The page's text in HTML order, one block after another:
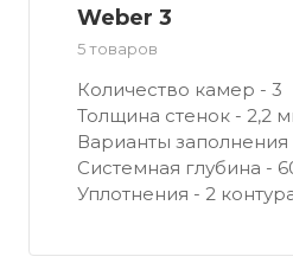
Weber 3
5 товаров
Количество камер - 3
Толщина стенок - 2,2
Варианты
Системная глубина -
Уплотнения - 2